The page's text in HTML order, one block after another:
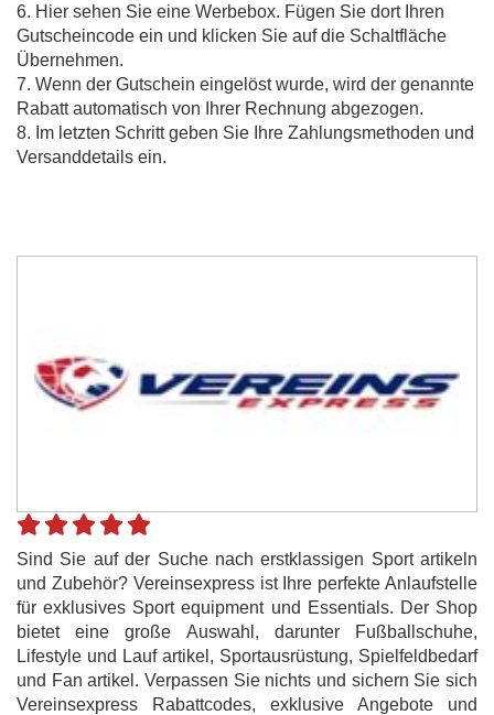
6. Hier sehen Sie eine Werbebox. Fügen Sie dort Ihren
Gutscheincode ein und klicken Sie auf die Schaltfläche
Übernehmen.
7. Wenn der Gutschein eingelöst wurde, wird der genannte
Rabatt automatisch von Ihrer Rechnung abgezogen.
8. Im letzten Schritt geben Sie Ihre Zahlungsmethoden und
Versanddetails ein.
Sind Sie auf der Suche nach erstklassigen Sport artikeln
und Zubehör? Vereinsexpress ist Ihre perfekte Anlaufstelle
für exklusives Sport equipment und Essentials. Der Shop
bietet eine große Auswahl, darunter Fußballschuhe,
Lifestyle und Lauf artikel, Sportausrüstung, Spielfeldbedarf
und Fan artikel. Verpassen Sie nichts und sichern Sie sich
Vereinsexpress Rabattcodes, exklusive Angebote und